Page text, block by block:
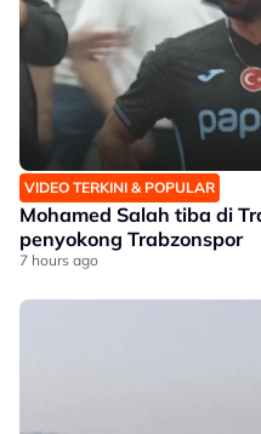
VIDEO TERKINI & POPULAR
Mohamed Salah tiba di
penyokong Trabzonspor
7 hours ago